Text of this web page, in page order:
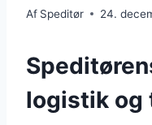
Af Speditør 24.
logistik og